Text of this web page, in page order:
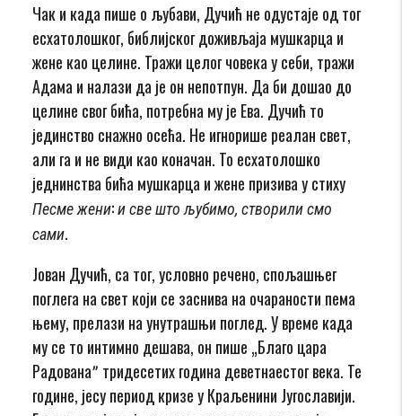
Чак и када пише о љубави, Дучић не одустаје од тог
есхатолошког, библијског доживљаја мушкарца и
жене као целине. Тражи целог човека у себи, тражи
Адама и налази да је он непотпун. Да би дошао до
целине свог бића, потребна му је Ева. Дучић то
јединство снажно осећа. Не игнорише реалан свет,
али га и не види као коначан. То есхатолошко
једнинства бића мушкарца и жене призива у стиху
Песме жени:и све што љубимо, створили смо
сами.
Јован Дучић, са тог, условно речено, спољашњег
поглега на свет који се заснива на очараности пема
њему, прелази на унутрашњи поглед. У време када
му се то интимно дешава, он пише „Благо цара
Радованаˮ тридесетих година деветнаестог века. Те
године, јесу период кризе у Краљенини Југославији.